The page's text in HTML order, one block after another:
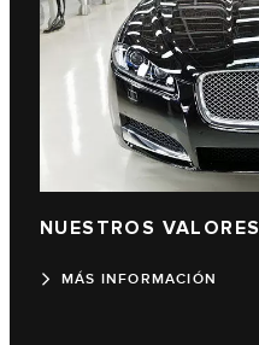
NUESTROS VALORES
MÁS INFORMACIÓN